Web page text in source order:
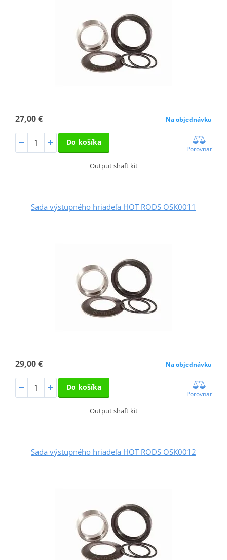
27,00 € Na objednávku
Do košíka
Porovnať
Output shaft kit
Sada výstupného hriadeľa HOT RODS OSK0011
29,00 € Na objednávku
Do košíka
Porovnať
Output shaft kit
Sada výstupného hriadeľa HOT RODS OSK0012